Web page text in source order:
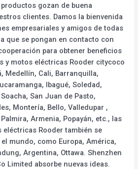
gozan de buena
clientes. Damos la bienvenida
empresariales y amigos de todas
que se pongan en contacto con
para obtener beneficios
y motos eléctricas Rooder citycoco
Medellín, Cali, Barranquilla,
Ibagué, Soledad,
San Juan de Pasto,
Montería, Bello, Valledupar ,
Armenia, Popayán, etc., las
eléctricas Rooder también se
mundo, como Europa, América,
Argentina, Ottawa. Shenzhen
Limited absorbe nuevas ideas.